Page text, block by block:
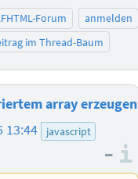
Forum
anmelden
im Thread-Baum
array erzeugen
13:44 javascript
–